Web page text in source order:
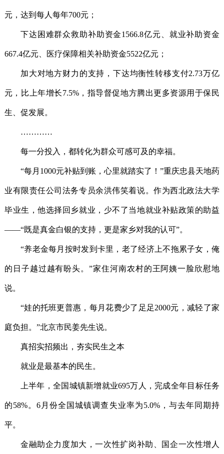
元，达到每人每年700元；
下达困难群众救助补助资金1566.8亿元、就业补助资金
667.4亿元、医疗保障相关补助资金5522亿元；
加大对地方财力的支持，下达均衡性转移支付2.73万亿
元，比上年增长7.5%，指导督促地方腾出更多资源用于保民
生、促发展。
…………
每一分投入，都转化为群众可感可及的幸福。
“每月1000元补贴到账，心里就踏实了！”重庆忠县天地药
业有限责任公司法务专员余洪伟笑着说。作为西北政法大学
毕业生，他选择回乡就业，少不了当地就业补贴政策的助益
——“既是真金白银的支持，更是家乡对我的认可”。
“养老金每月按时发到卡里，老了经济上不拖累子女，俺
的日子越过越有盼头。”家住河南农村的王阿姨一脸欣慰地
说。
“娃的托班更普惠，每月花费少了足足2000元，减轻了家
庭负担。”北京市民姜先生说。
真招实招频出，夯实民生之本
就业是最基本的民生。
上半年，全国城镇新增就业695万人，完成全年目标任务
的58%。6月份全国城镇调查失业率为5.0%，与去年同期持
平。
金融助企力度加大，一次性扩岗补助、国企一次性增人